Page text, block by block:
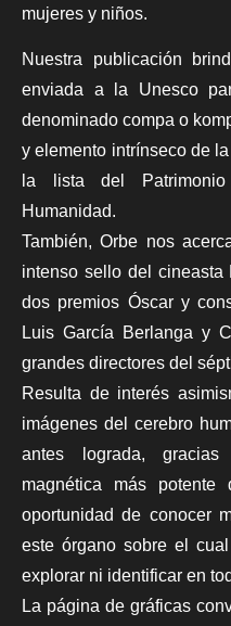
mujeres y niños.
Nuestra publicación
enviada a la Unesco
denominado compa o
y elemento intrínseco de
la lista del
Humanidad.
También,Orbe nos
intenso sello del cineasta
dos premios Óscar y
Luis García Berlanga y
grandes directores del
Resulta de interés
imágenes del cerebro
antes lograda,
magnética más
oportunidad de conocer
este órgano sobre el
explorar ni identificar en
La página de gráficas